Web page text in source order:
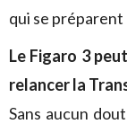
qui se préparent
Le Figaro 3
relancer la
Sans aucun